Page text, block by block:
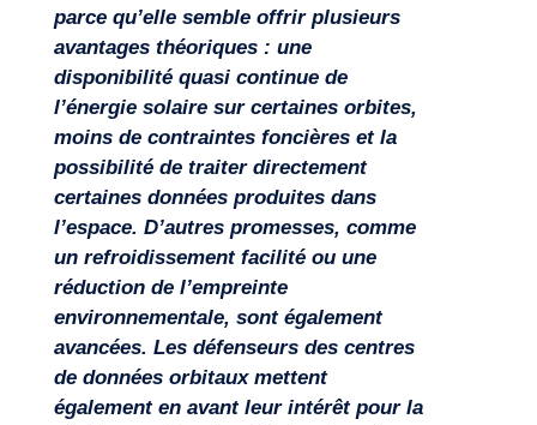
Missions
parce qu’elle semble offrir plusieurs
avantages théoriques : une
disponibilité quasi continue de
l’énergie solaire sur certaines orbites,
moins de contraintes foncières et la
possibilité de traiter directement
certaines données produites dans
l’espace. D’autres promesses, comme
un refroidissement facilité ou une
réduction de l’empreinte
environnementale, sont également
avancées. Les défenseurs des centres
de données orbitaux mettent
également en avant leur intérêt pour la